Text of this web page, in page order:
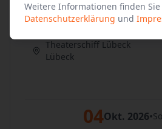
03Okt. 2026•
Theaterschiff Lübeck
Lübeck
04Okt. 2026•
Weitere Informationen finden
Datenschutzerklärung und